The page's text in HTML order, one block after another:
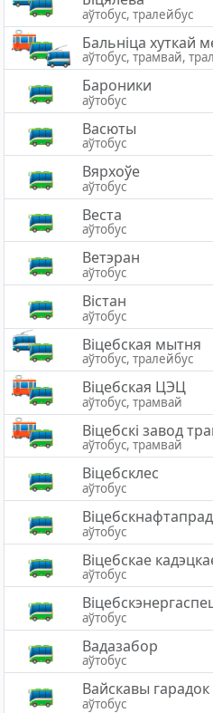
аўтобус, тралейбус
Бальніца хуткай
аўтобус, трамвай,
Бароники
аўтобус
Васюты
аўтобус
Вярхоўе
аўтобус
Веста
аўтобус
Ветэран
аўтобус
Вістан
аўтобус
Вiцебская мытня
аўтобус, тралейбус
Віцебская ЦЭЦ
аўтобус, трамвай
Віцебскі завод
аўтобус, трамвай
Віцебсклес
аўтобус
аўтобус
Віцебскае
аўтобус
аўтобус
Вадазабор
аўтобус
Вайскавы гарадок
аўтобус